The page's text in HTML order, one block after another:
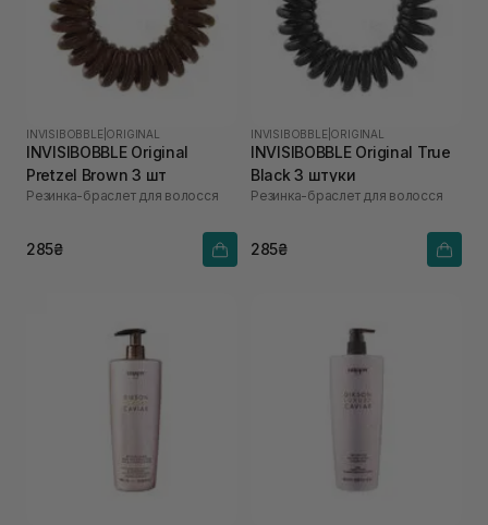
INVISIBOBBLE ORIGINAL
INVISIBOBBLE Original
Pretzel Brown 3 шт
Резинка-браслет для волосся
285₴
INVISIBOBBLE ORIGINAL
INVISIBOBBLE Original True
Black 3 штуки
Резинка-браслет для волосся
285₴